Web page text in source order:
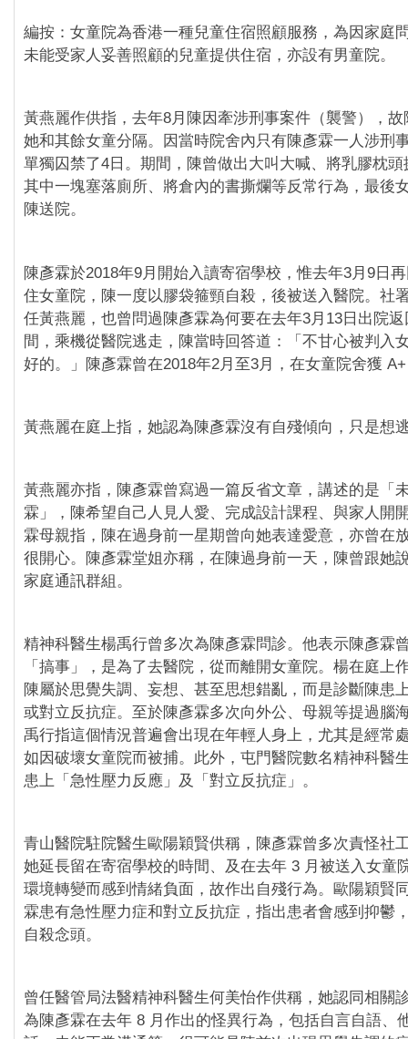
編按：女童院為香港一種兒童住宿照顧服務，為因家庭
未能受家人妥善照顧的兒童提供住宿，亦設有男童院。
黃燕麗作供指，去年8月陳因牽涉刑事案件（襲警），
她和其餘女童分隔。因當時院舍內只有陳彥霖一人涉刑
單獨囚禁了4日。期間，陳曾做出大叫大喊、將乳膠枕
其中一塊塞落廁所、將倉內的書撕爛等反常行為，最後
陳送院。
陳彥霖於2018年9月開始入讀寄宿學校，惟去年3月9日
住女童院，陳一度以膠袋箍頸自殺，後被送入醫院。社
任黃燕麗，也曾問過陳彥霖為何要在去年3月13日出院
間，乘機從醫院逃走，陳當時回答道：「不甘心被判入
好的。」陳彥霖曾在2018年2月至3月，在女童院舍獲
黃燕麗在庭上指，她認為陳彥霖沒有自殘傾向，只是想
黃燕麗亦指，陳彥霖曾寫過一篇反省文章，講述的是「
霖」，陳希望自己人見人愛、完成設計課程、與家人開
霖母親指，陳在過身前一星期曾向她表達愛意，亦曾在
很開心。陳彥霖堂姐亦稱，在陳過身前一天，陳曾跟她
家庭通訊群組。
精神科醫生楊禹行曾多次為陳彥霖問診。他表示陳彥霖
「搞事」，是為了去醫院，從而離開女童院。楊在庭上
陳屬於思覺失調、妄想、甚至思想錯亂，而是診斷陳患
或對立反抗症。至於陳彥霖多次向外公、母親等提過腦
禹行指這個情況普遍會出現在年輕人身上，尤其是經常
如因破壞女童院而被捕。此外，屯門醫院數名精神科醫
患上「急性壓力反應」及「對立反抗症」。
青山醫院駐院醫生歐陽穎賢供稱，陳彥霖曾多次責怪社
她延長留在寄宿學校的時間、及在去年 3 月被送入女童
環境轉變而感到情緒負面，故作出自殘行為。歐陽穎賢
霖患有急性壓力症和對立反抗症，指出患者會感到抑鬱
自殺念頭。
曾任醫管局法醫精神科醫生何美怡作供稱，她認同相關
為陳彥霖在去年 8 月作出的怪異行為，包括自言自語、